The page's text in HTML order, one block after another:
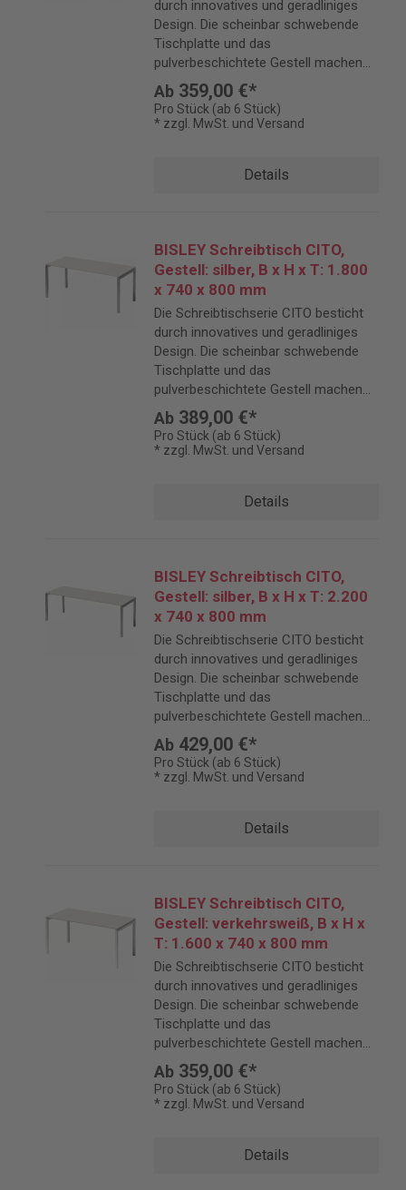
durch innovatives und geradliniges
Design. Die scheinbar schwebende
Tischplatte und das
pulverbeschichtete Gestell machen
CITO zu einem eleganten Blickfang.
Ab 359,00 €*
Pro Stück (ab 6 Stück)
* zzgl. MwSt. und Versand
Details
BISLEY Schreibtisch CITO,
Gestell: silber, B x H x T: 1.800
x 740 x 800 mm
Die Schreibtischserie CITO besticht
durch innovatives und geradliniges
Design. Die scheinbar schwebende
Tischplatte und das
pulverbeschichtete Gestell machen
CITO zu einem eleganten Blickfang.
Ab 389,00 €*
Pro Stück (ab 6 Stück)
* zzgl. MwSt. und Versand
Details
BISLEY Schreibtisch CITO,
Gestell: silber, B x H x T: 2.200
x 740 x 800 mm
Die Schreibtischserie CITO besticht
durch innovatives und geradliniges
Design. Die scheinbar schwebende
Tischplatte und das
pulverbeschichtete Gestell machen
CITO zu einem eleganten Blickfang.
Ab 429,00 €*
Pro Stück (ab 6 Stück)
* zzgl. MwSt. und Versand
Details
BISLEY Schreibtisch CITO,
Gestell: verkehrsweiß, B x H x
T: 1.600 x 740 x 800 mm
Die Schreibtischserie CITO besticht
durch innovatives und geradliniges
Design. Die scheinbar schwebende
Tischplatte und das
pulverbeschichtete Gestell machen
CITO zu einem eleganten Blickfang.
Ab 359,00 €*
Pro Stück (ab 6 Stück)
* zzgl. MwSt. und Versand
Details